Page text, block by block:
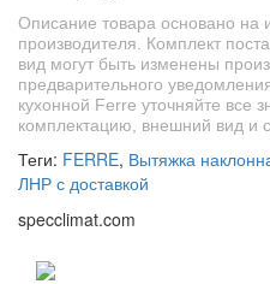
Описание товара основано на
производителя. Комплект
вид могут быть изменены
предварительного
кухонной Ferre уточняйте все
комплектацию, внешний вид и
Теги: FERRE, Вытяжка
ЛНР с доставкой
specclimat.com